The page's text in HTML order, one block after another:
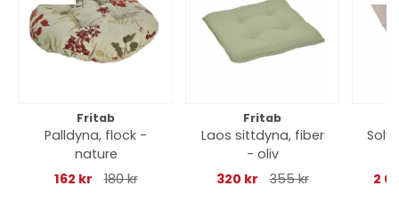
Fritab
Palldyna, flock -
nature
162 kr
180 kr
Fritab
Laos sittdyna, fiber
- oliv
320 kr
355 kr
2